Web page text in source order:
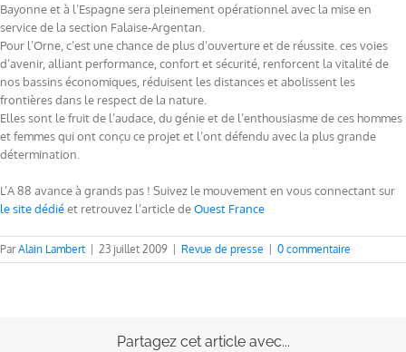
Bayonne et à l’Espagne sera pleinement opérationnel avec la mise en
service de la section Falaise-Argentan.
Pour l’Orne, c’est une chance de plus d’ouverture et de réussite. ces voies
d’avenir, alliant performance, confort et sécurité, renforcent la vitalité de
nos bassins économiques, réduisent les distances et abolissent les
frontières dans le respect de la nature.
Elles sont le fruit de l’audace, du génie et de l’enthousiasme de ces hommes
et femmes qui ont conçu ce projet et l’ont défendu avec la plus grande
détermination.
L’A 88 avance à grands pas ! Suivez le mouvement en vous connectant sur
le site dédiéet retrouvez l’article deOuest France
ParAlain Lambert 23 juillet 2009 Revue de presse 0 commentaire
Partagez cet article avec...